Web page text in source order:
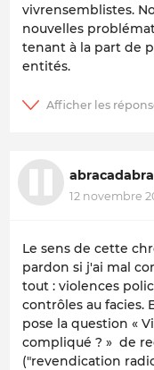
vivrensemblistes.
nouvelles
tenant à la part de
entités.
abracadabra
12 novembre
Le sens de cette
pardon si j'ai mal
tout : violences
contrôles au facies.
pose la question «
compliqué ? » de
("revendication